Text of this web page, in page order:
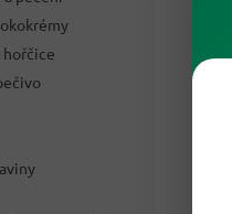
hořčice
po